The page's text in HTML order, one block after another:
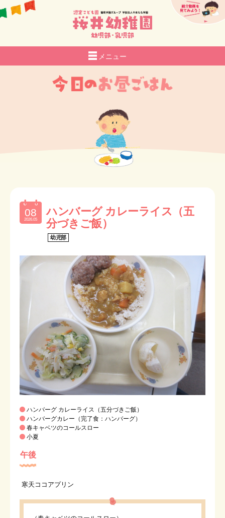
メニュー
採用情報
アクセス
プライバシーポリシー
メニューを閉じる
08
2026.05
ハンバーグ カレーライス（五
分づきご飯）
幼児部
ハンバーグ カレーライス（五分づきご飯）
ハンバーグカレー（完了食：ハンバーグ）
春キャベツのコールスロー
小夏
午後
寒天ココアプリン